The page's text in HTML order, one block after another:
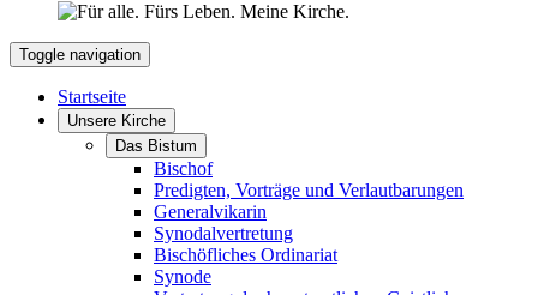
Toggle navigation
Startseite
Unsere Kirche
Das Bistum
Bischof
Predigten, Vorträge und Verlautbarungen
Generalvikarin
Synodalvertretung
Bischöfliches Ordinariat
Synode